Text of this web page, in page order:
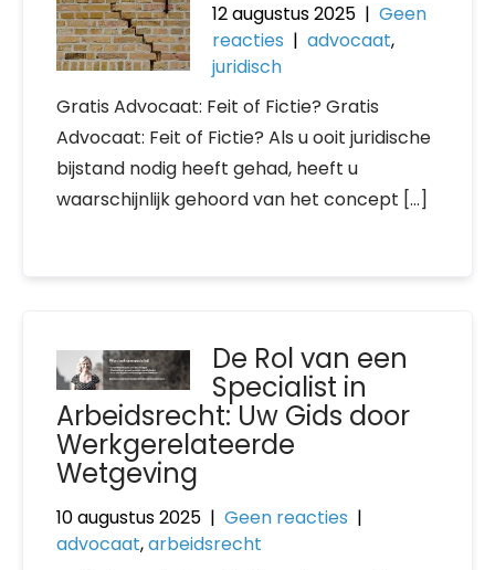
12 augustus 2025 |Geen
reacties |advocaat,
juridisch
Gratis Advocaat: Feit of Fictie? Gratis
Advocaat: Feit of Fictie? Als u ooit juridische
bijstand nodig heeft gehad, heeft u
waarschijnlijk gehoord van het concept […]
De Rol van een
Specialist in
Arbeidsrecht: Uw Gids door
Werkgerelateerde
Wetgeving
10 augustus 2025 | Geen reacties |
advocaat,arbeidsrecht